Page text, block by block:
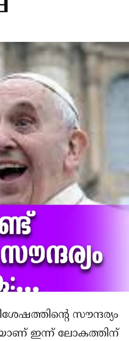
സൗന്ദര്യം
ഇന്ന് ലോകത്തിന്